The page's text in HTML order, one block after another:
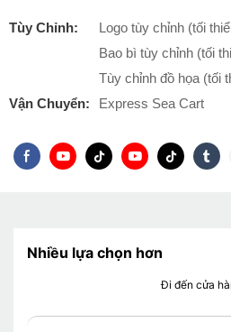
Tùy Chỉnh:
Logo tùy chỉnh (tối
Bao bì tùy chỉnh (tối
Tùy chỉnh đồ họa (tối
Vận Chuyển:
Express Sea Cart
Nhiều lựa chọn hơn
Đi đến cửa